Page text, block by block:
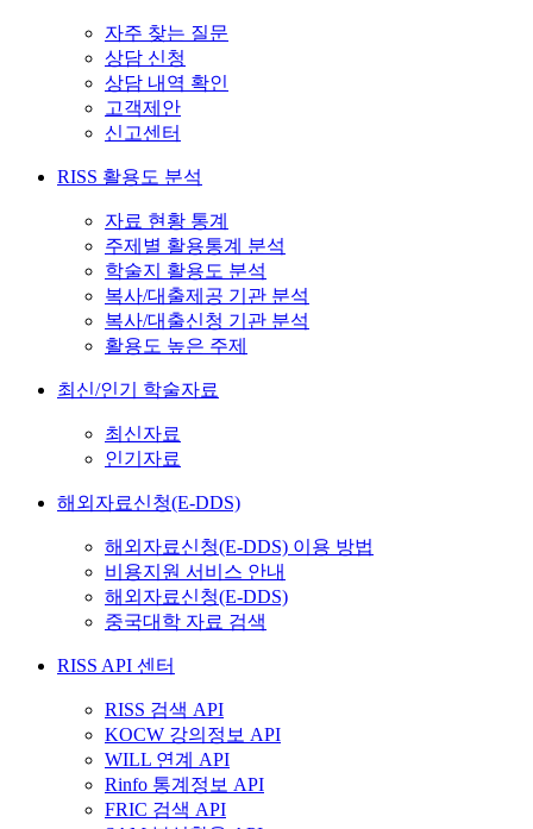
자주 찾는 질문
상담 신청
상담 내역 확인
고객제안
신고센터
RISS 활용도 분석
자료 현황 통계
주제별 활용통계 분석
학술지 활용도 분석
복사/대출제공 기관 분석
복사/대출신청 기관 분석
활용도 높은 주제
최신/인기 학술자료
최신자료
인기자료
해외자료신청(E-DDS)
해외자료신청(E-DDS) 이용 방법
비용지원 서비스 안내
해외자료신청(E-DDS)
중국대학 자료 검색
RISS API 센터
RISS 검색 API
KOCW 강의정보 API
WILL 연계 API
Rinfo 통계정보 API
FRIC 검색 API